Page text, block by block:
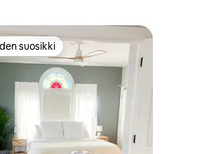
suosikkien parhaimmistoa
suosikki